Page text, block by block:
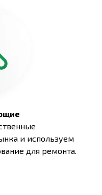
и используем
для ремонта.